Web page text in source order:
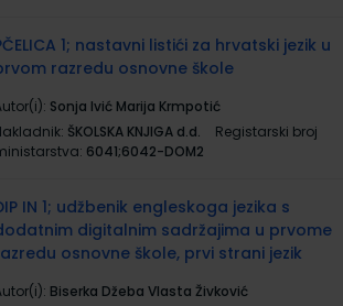
1; nastavni listići za hrvatski jezik u
razredu osnovne škole
Sonja Ivić Marija Krmpotić
ŠKOLSKA KNJIGA d.d.
Registarski broj
6041;6042-DOM2
IN 1; udžbenik engleskoga jezika s
digitalnim sadržajima u prvome
osnovne škole, prvi strani jezik
Biserka Džeba Vlasta Živković